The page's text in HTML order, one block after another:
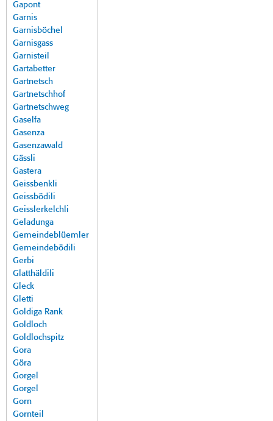
Gapont
Garnis
Garnisböchel
Garnisgass
Garnisteil
Gartabetter
Gartnetsch
Gartnetschhof
Gartnetschweg
Gaselfa
Gasenza
Gasenzawald
Gässli
Gastera
Geissbenkli
Geissbödili
Geisslerkelchli
Geladunga
Gemeindeblüemler
Gemeindebödili
Gerbi
Glatthäldili
Gleck
Gletti
Goldiga Rank
Goldloch
Goldlochspitz
Gora
Göra
Gorgel
Gorgel
Gorn
Gornteil